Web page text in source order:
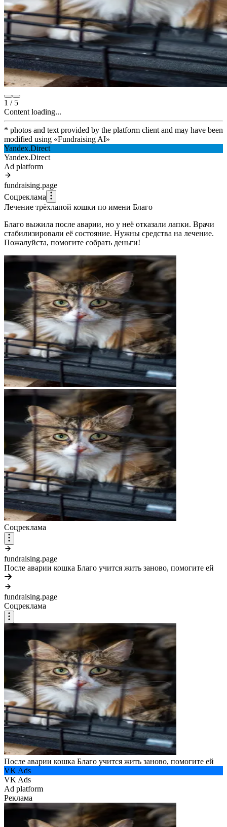
1 / 5
Content loading...
* photos and text provided by the platform client and may have been
modified using «Fundraising AI»
Yandex.Direct
Yandex.Direct
Ad platform
fundraising.page
Соцреклама
Лечение трёхлапой кошки по имени Благо
Благо выжила после аварии, но у неё отказали лапки. Врачи
стабилизировали её состояние. Нужны средства на лечение.
Пожалуйста, помогите собрать деньги!
Соцреклама
fundraising.page
После аварии кошка Благо учится жить заново, помогите ей
fundraising.page
Соцреклама
После аварии кошка Благо учится жить заново, помогите ей
VK Ads
VK Ads
Ad platform
Реклама